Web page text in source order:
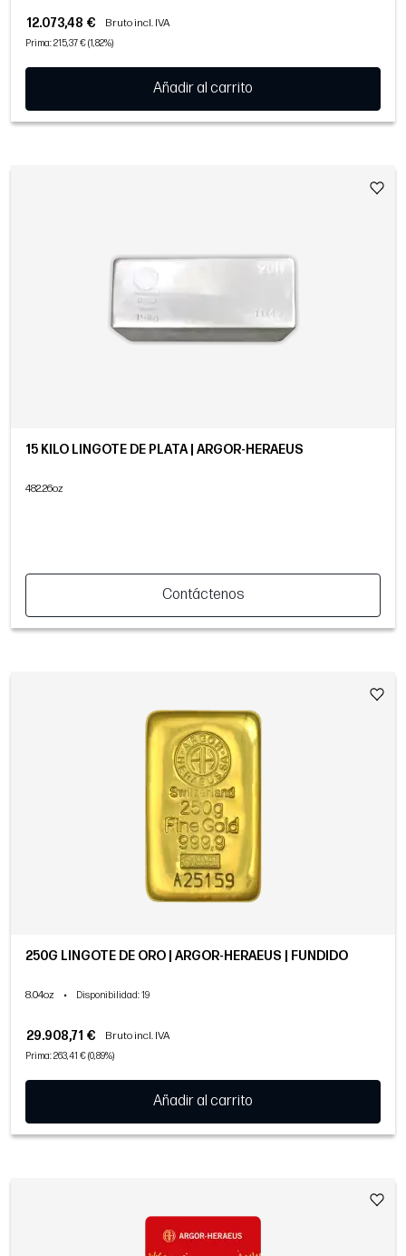
12.073,48 € Bruto incl. IVA
Prima: 215,37 € (1,82%)
Añadir al carrito
15 KILO LINGOTE DE PLATA | ARGOR-HERAEUS
482.26oz
Contáctenos
250G LINGOTE DE ORO | ARGOR-HERAEUS | FUNDIDO
8.04oz • Disponibilidad: 19
29.908,71 € Bruto incl. IVA
Prima: 263,41 € (0,89%)
Añadir al carrito